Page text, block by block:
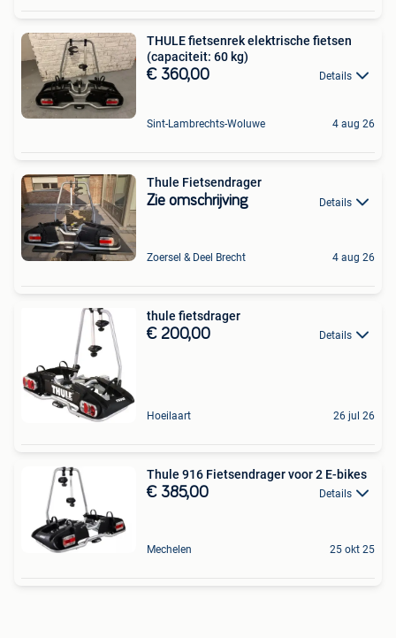
THULE fietsenrek elektrische fietsen
(capaciteit: 60 kg)
€ 360,00 Details
Sint-Lambrechts-Woluwe 4 aug 26
Thule Fietsendrager
Zie omschrijving Details
Zoersel & Deel Brecht 4 aug 26
thule fietsdrager
€ 200,00 Details
Hoeilaart 26 jul 26
Thule 916 Fietsendrager voor 2 E-bikes
€ 385,00 Details
Mechelen 25 okt 25